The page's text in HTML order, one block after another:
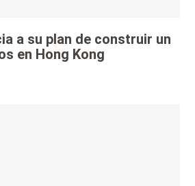
a su plan de construir un
en Hong Kong